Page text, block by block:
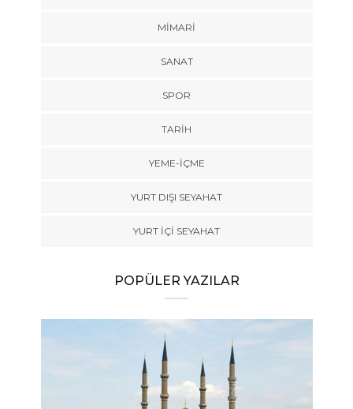
MIMARI
SANAT
SPOR
TARİH
YEME-İÇME
YURT DIŞI SEYAHAT
YURT İÇİ SEYAHAT
POPÜLER YAZILAR